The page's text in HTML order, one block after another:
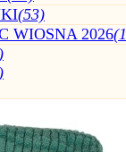
(53)
WIOSNA 2026